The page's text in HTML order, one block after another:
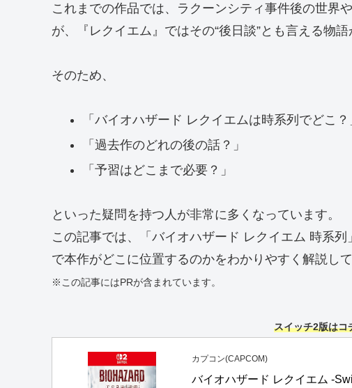
これまでの作品では、ラクーンシティ事件後の世界
が、『レクイエム』ではその“後日談”とも言える物
そのため、
「バイオハザード レクイエムは時系列でどこ？
「過去作のどれの後の話？」
「予習はどこまで必要？」
といった疑問を持つ人が非常に多くなっています。
この記事では、「バイオハザード レクイエム 時系
で本作がどこに位置するのかをわかりやすく解説して
※この記事にはPRが含まれています。
スイッチ2版はコ
カプコン(CAPCOM)
バイオハザード レクイエム -